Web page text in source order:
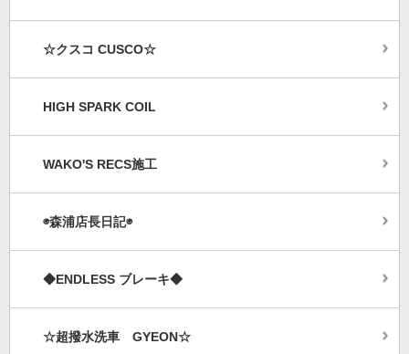
☆クスコ CUSCO☆
HIGH SPARK COIL
WAKO'S RECS施工
◉森浦店長日記◉
◆ENDLESS ブレーキ◆
☆超撥水洗車 GYEON☆